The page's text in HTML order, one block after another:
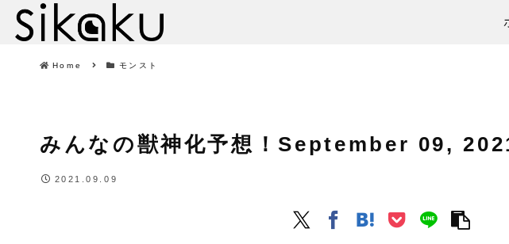
Home モンスト
みんなの獣神化予想！September 09,
2021.09.09